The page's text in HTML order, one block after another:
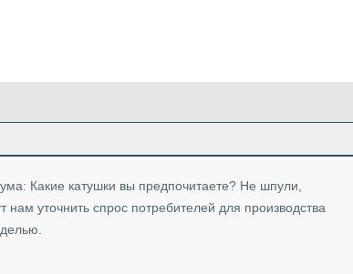
Какие катушки вы предпочитаете? Не шпули,
уточнить спрос потребителей для производства